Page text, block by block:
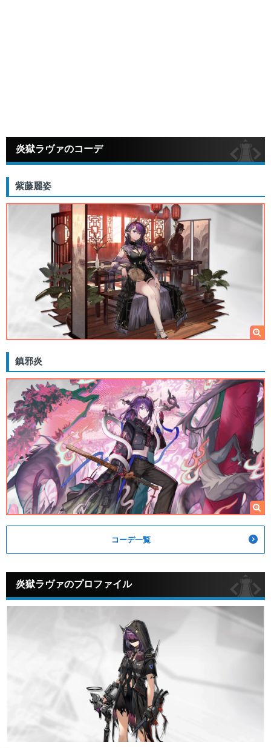
炎獄ラヴァのコーデ
紫藤麗姿
鎮邪炎
コーデ一覧
炎獄ラヴァのプロファイル